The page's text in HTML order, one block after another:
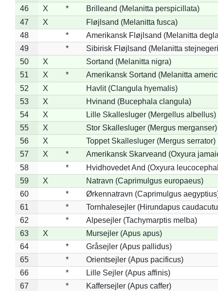
46
X *
Brilleand (Melanitta perspicillata)
47
X
Fløjlsand (Melanitta fusca)
48
*
Amerikansk Fløjlsand (Melanitta
49
*
Sibirisk Fløjlsand (Melanitta
50
X
Sortand (Melanitta nigra)
51
X *
Amerikansk Sortand (Melanitta
52
X
Havlit (Clangula hyemalis)
53
X
Hvinand (Bucephala clangula)
54
X
Lille Skallesluger (Mergellus albellus)
55
X
Stor Skallesluger (Mergus merganser)
56
X
Toppet Skallesluger (Mergus serrator)
57
X *
Amerikansk Skarveand (Oxyura
58
*
Hvidhovedet And (Oxyura
59
X
Natravn (Caprimulgus europaeus)
60
*
Ørkennatravn (Caprimulgus
61
*
Tornhalesejler (Hirundapus
62
*
Alpesejler (Tachymarptis melba)
63
X
Mursejler (Apus apus)
64
*
Gråsejler (Apus pallidus)
65
*
Orientsejler (Apus pacificus)
66
*
Lille Sejler (Apus affinis)
67
*
Kaffersejler (Apus caffer)